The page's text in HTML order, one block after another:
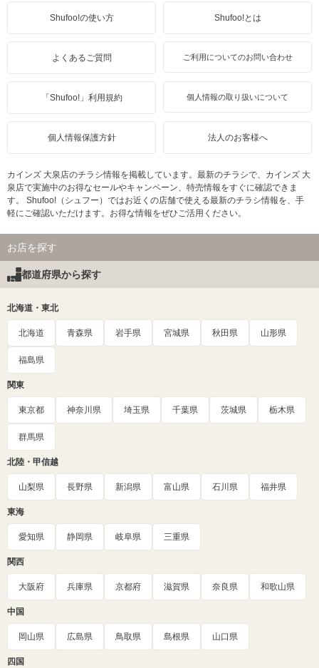
Shufoo!の使い方 Shufoo!とは
よくあるご質問 ご利用についてのお問い合わせ
「Shufoo!」利用規約 個人情報の取り扱いについて
個人情報保護方針 法人のお客様へ
カインズ 大泉店のチラシ情報を掲載しています。最新のチラシで、カインズ 大
泉店で実施中のお得なセールやキャンペーン、特売情報をすぐに確認できま
す。 Shufoo!（シュフー）ではお近くの店舗で使える最新のチラシ情報を、手
軽にご確認いただけます。お得な情報をぜひご活用ください。
お店を探す
都道府県から探す
北海道・東北
北海道 青森県 岩手県 宮城県 秋田県 山形県
福島県
関東
東京都 神奈川県 埼玉県 千葉県 茨城県 栃木県
群馬県
北陸・甲信越
山梨県 長野県 新潟県 富山県 石川県 福井県
東海
愛知県 静岡県 岐阜県 三重県
関西
大阪府 兵庫県 京都府 滋賀県 奈良県 和歌山県
中国
岡山県 広島県 鳥取県 島根県 山口県
四国